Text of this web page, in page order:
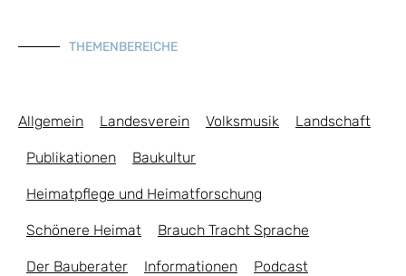
THEMENBEREICHE
Allgemein Landesverein Volksmusik Landschaft
Publikationen Baukultur
Heimatpflege und Heimatforschung
Schönere Heimat Brauch Tracht Sprache
Der Bauberater Informationen Podcast